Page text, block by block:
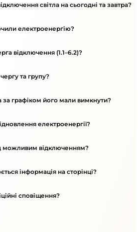
світла на сьогодні та завтра?
електроенергію?
відключення (1.1–6.2)?
та групу?
за графіком його мали вимкнути?
електроенергії?
можливим відключенням?
інформація на сторінці?
сповіщення?